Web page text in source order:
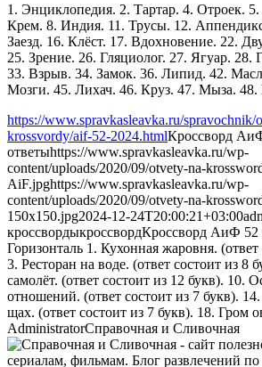
1. Энциклопедия. 2. Тартар. 4. Отроек.
Крем. 8. Индия. 11. Трусы. 12.
Заезд. 16. Клёст. 17. Вдохновение. 22.
25. Зрение. 26. Гляциолог. 27. Ягуар. 28.
33. Взрыв. 34. Замок. 36. Липид. 42.
Мозги. 45. Лихач. 46. Круз. 47. Мыза. 48.
https://www.spravkasleavka.ru/spravochnik/
krossvordy/aif-52-2024.htmlКроссворд
ответыhttps://www.spravkasleavka.ru/wp-
content/uploads/2020/09/otvety-na-
AiF.jpghttps://www.spravkasleavka.ru/wp-
content/uploads/2020/09/otvety-na-
150x150.jpg2024-12-24T20:00:21+03:00
кроссвордыкроссвордКроссворд АиФ 52
Горизонталь 1. Кухонная жаровня. (ответ
3. Ресторан на воде. (ответ состоит из 8
самолёт. (ответ состоит из 12 букв). 10.
отношений. (ответ состоит из 7 букв).
щах. (ответ состоит из 7 букв). 18. Гром
AdministratorСправочная и Сливочная